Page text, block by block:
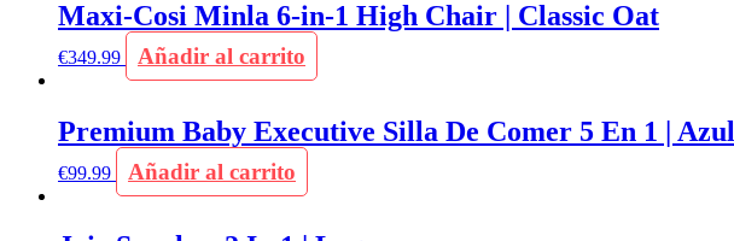
Maxi-Cosi Minla 6-in-1 High Chair | Classic Oat
€349.99 Añadir al carrito
Premium Baby Executive Silla De Comer 5 En 1 | Azul
€99.99 Añadir al carrito